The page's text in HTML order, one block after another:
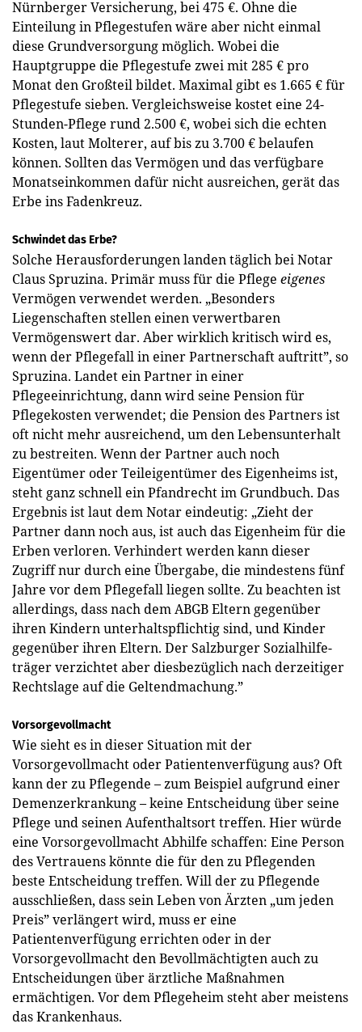
Nürnberger Versicherung, bei 475 €. Ohne die
Einteilung in Pflegestufen wäre aber nicht einmal
diese Grundversorgung möglich. Wobei die
Hauptgruppe die Pflegestufe zwei mit 285 € pro
Monat den Großteil bildet. Maximal gibt es 1.665 € für
Pflegestufe sieben. Vergleichsweise kostet eine 24-
Stunden-Pflege rund 2.500 €, wobei sich die echten
Kosten, laut Molterer, auf bis zu 3.700 € belaufen
können. Sollten das Vermögen und das verfügbare
Monatseinkommen dafür nicht ausreichen, gerät das
Erbe ins Fadenkreuz.
Schwindet das Erbe?
Solche Herausforderungen landen täglich bei Notar
Claus Spruzina. Primär muss für die Pflege eigenes
Vermögen verwendet werden. „Besonders
Liegenschaften stellen einen verwertbaren
Vermögenswert dar. Aber wirklich kritisch wird es,
wenn der Pflegefall in einer Partnerschaft auftritt”, so
Spruzina. Landet ein Partner in einer
Pflegeeinrichtung, dann wird seine Pension für
Pflegekosten verwendet; die Pension des Partners ist
oft nicht mehr ausreichend, um den Lebensunterhalt
zu bestreiten. Wenn der Partner auch noch
Eigentümer oder Teileigentümer des Eigenheims ist,
steht ganz schnell ein Pfandrecht im Grundbuch. Das
Ergebnis ist laut dem Notar eindeutig: „Zieht der
Partner dann noch aus, ist auch das ­Eigenheim für die
Erben verloren. Verhindert werden kann dieser
Zugriff nur durch eine Übergabe, die mindestens fünf
Jahre vor dem Pflegefall liegen sollte. Zu beachten ist
allerdings, dass nach dem ABGB Eltern gegenüber
ihren Kindern unterhaltspflichtig sind, und Kinder
gegenüber ihren Eltern. Der Salzburger Sozialhilfe­
träger verzichtet aber diesbezüglich nach derzeitiger
Rechtslage auf die Geltend­machung.”
Vorsorgevollmacht
Wie sieht es in dieser Situation mit der
Vorsorgevollmacht oder Patientenverfügung aus? Oft
kann der zu Pflegende – zum Beispiel aufgrund einer
Demenz­erkrankung – keine Entscheidung über seine
Pflege und seinen Aufenthaltsort treffen. Hier würde
eine Vorsorgevollmacht Abhilfe schaffen: Eine Person
des Vertrauens könnte die für den zu Pflegenden
beste Entscheidung treffen. Will der zu Pflegende
ausschließen, dass sein Leben von Ärzten „um jeden
Preis” verlängert wird, muss er eine
Patientenverfügung errichten oder in der
Vorsorgevollmacht den Bevollmächtigten auch zu
Entscheidungen über ärztliche Maßnahmen
ermächtigen. Vor dem Pflegeheim steht aber meistens
das Krankenhaus.